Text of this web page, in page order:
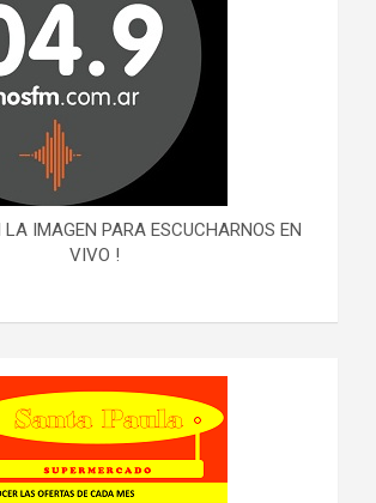
LA IMAGEN PARA ESCUCHARNOS EN
VIVO !